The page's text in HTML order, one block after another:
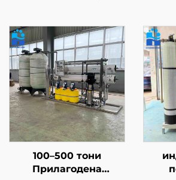
100–500 тони
Прилагодена